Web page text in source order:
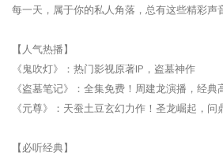
每一天，属于你的私人角落，总有这些精彩声
【人气热播】
《鬼吹灯》：热门影视原著IP，盗墓神作
《盗墓笔记》：全集免费！周建龙演播，经典
《元尊》：天蚕土豆玄幻力作！圣龙崛起，问
【必听经典】